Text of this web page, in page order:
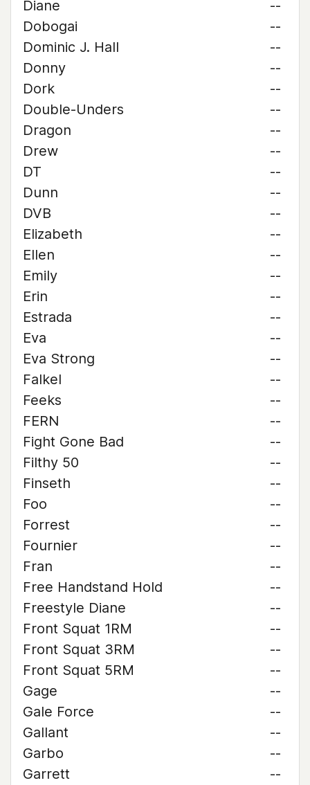
Diane
--
Dobogai
--
Dominic J. Hall
--
Donny
--
Dork
--
Double-Unders
--
Dragon
--
Drew
--
DT
--
Dunn
--
DVB
--
Elizabeth
--
Ellen
--
Emily
--
Erin
--
Estrada
--
Eva
--
Eva Strong
--
Falkel
--
Feeks
--
FERN
--
Fight Gone Bad
--
Filthy 50
--
Finseth
--
Foo
--
Forrest
--
Fournier
--
Fran
--
Free Handstand Hold
--
Freestyle Diane
--
Front Squat 1RM
--
Front Squat 3RM
--
Front Squat 5RM
--
Gage
--
Gale Force
--
Gallant
--
Garbo
--
Garrett
--